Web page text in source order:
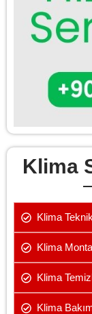
Klima
Klima
Klima
Klima
Klima